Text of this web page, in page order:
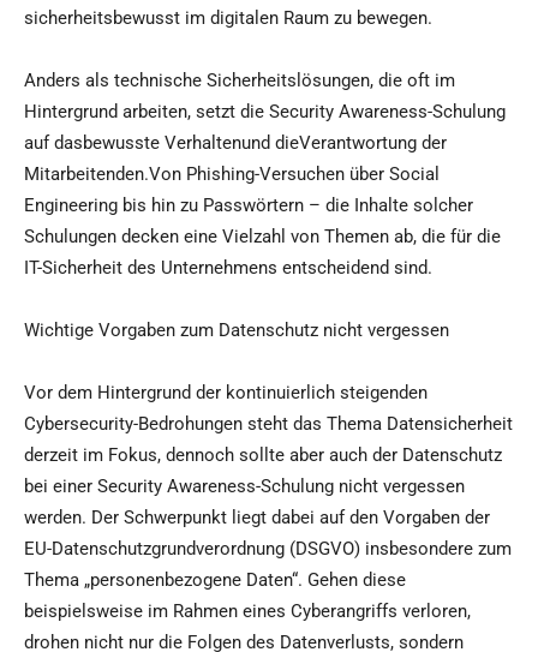
sicherheitsbewusst im digitalen Raum zu bewegen.
Anders als technische Sicherheitslösungen, die oft im
Hintergrund arbeiten, setzt die Security Awareness-Schulung
auf dasbewusste Verhaltenund dieVerantwortung der
Mitarbeitenden.Von Phishing-Versuchen über Social
Engineering bis hin zu Passwörtern – die Inhalte solcher
Schulungen decken eine Vielzahl von Themen ab, die für die
IT-Sicherheit des Unternehmens entscheidend sind.
Wichtige Vorgaben zum Datenschutz nicht vergessen
Vor dem Hintergrund der kontinuierlich steigenden
Cybersecurity-Bedrohungen steht das Thema Datensicherheit
derzeit im Fokus, dennoch sollte aber auch der Datenschutz
bei einer Security Awareness-Schulung nicht vergessen
werden. Der Schwerpunkt liegt dabei auf den Vorgaben der
EU-Datenschutzgrundverordnung (DSGVO) insbesondere zum
Thema „personenbezogene Daten“. Gehen diese
beispielsweise im Rahmen eines Cyberangriffs verloren,
drohen nicht nur die Folgen des Datenverlusts, sondern